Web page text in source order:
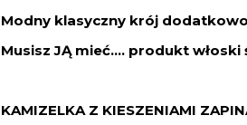
Modny klasyczny krój
Musisz JĄ mieć.... produkt
KAMIZELKA Z KIESZENIAMI